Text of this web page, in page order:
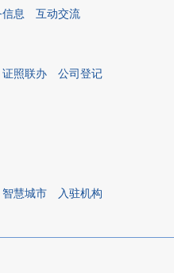
息 互动交流
证照联办
公司登记
智慧城市 入驻机构